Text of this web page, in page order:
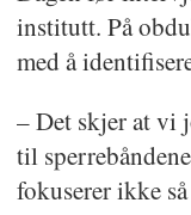
institutt. På
med å
– Det skjer at vi
til
fokuserer ikke